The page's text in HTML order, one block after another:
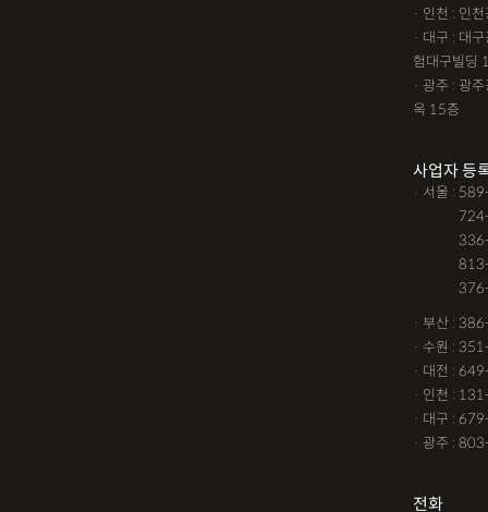
· 인천 : 인
· 대구 : 대
험대구빌딩
· 광주 : 광
옥 15층
사업자 등
· 서울 :
· 부산 :
· 수원 :
· 대전 :
· 인천 :
· 대구 :
· 광주 :
전화